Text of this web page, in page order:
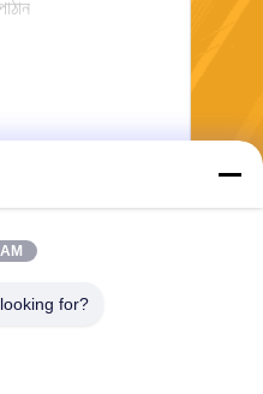
for?